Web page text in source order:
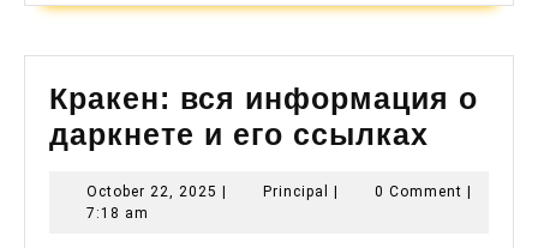
Кракен: вся информация о
даркнете и его ссылках
October 22, 2025 October
| Principal Principal
| 0 Comment |
7:18 am